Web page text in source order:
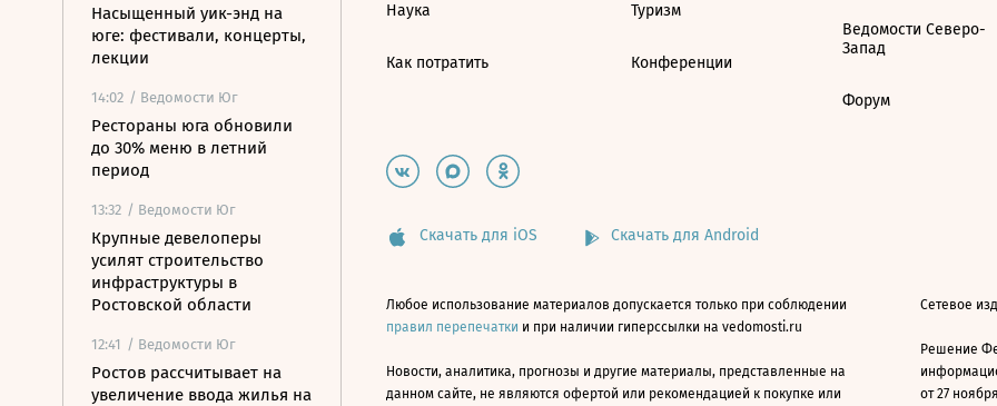
Насыщенный уик-энд на
юге: фестивали, концерты,
лекции
14:02 / Ведомости Юг
Рестораны юга обновили
до 30% меню в летний
период
13:32 / Ведомости Юг
Крупные девелоперы
усилят строительство
инфраструктуры в
Ростовской области
12:41 / Ведомости Юг
Ростов рассчитывает на
увеличение ввода жилья на
Наука
Как потратить
Туризм
Конференции
Ведомости Северо-
Запад
Форум
Скачать для iOS Скачать для Android
Любое использование материалов допускается только при соблюдении
правил перепечатки и при наличии гиперссылки на vedomosti.ru
Новости, аналитика, прогнозы и другие материалы, представленные на
данном сайте, не являются офертой или рекомендацией к покупке или
Сетевое
Решение
от 27